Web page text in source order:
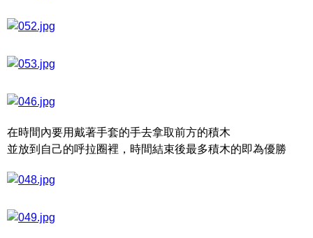
在時間內要用戴著手套的手去拿取前方的積木
並放到自己的呼拉圈裡，時間結束後最多積木的即為優勝